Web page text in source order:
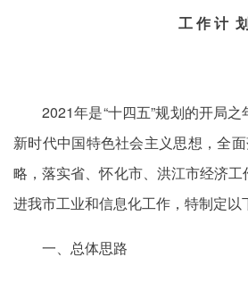
工 作 计
2021年是“十四五”规划的开局
新时代中国特色社会主义思想，全
略，落实省、怀化市、洪江市经济
进我市工业和信息化工作，特制定以
一、总体思路